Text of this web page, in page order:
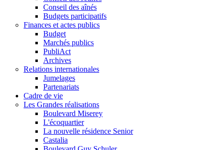
Conseil des aînés
Budgets participatifs
Finances et actes publics
Budget
Marchés publics
PubliAct
Archives
Relations internationales
Jumelages
Partenariats
Cadre de vie
Les Grandes réalisations
Boulevard Miserey
L'écoquartier
La nouvelle résidence Senior
Castalia